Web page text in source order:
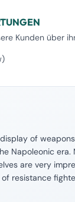
Kunden über
of
Napoleonic
are very
resistance